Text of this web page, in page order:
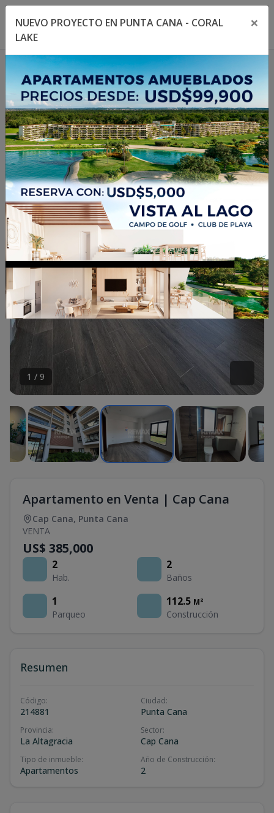
Toggle navigation menu
1 / 9
Apartamento en Venta | Cap Cana
Cap Cana, Punta Cana
VENTA
US$ 385,000
2
Hab.
2
Baños
1
Parqueo
112.5 M²
Construcción
Resumen
Código:
214881
Ciudad:
Punta Cana
Provincia:
La Altagracia
Sector:
Cap Cana
Tipo de inmueble:
Apartamentos
Año de Construcción:
2
NUEVO PROYECTO EN PUNTA CANA - CORAL
LAKE
×